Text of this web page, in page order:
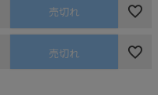
売切れ
売切れ